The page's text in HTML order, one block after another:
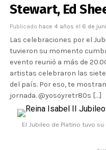
Stewart, Ed
Publicado hace 4 años el 6 de
Las celebraciones por el
tuvieron su momento
evento reunió a más de
artistas celebraron las
del país. Por eso, te
jornada. @yosoyretr80s […]
El Jubileo de Platino tuvo